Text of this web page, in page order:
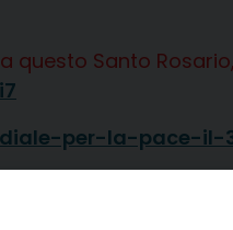
questo Santo
per-la-pace-il-